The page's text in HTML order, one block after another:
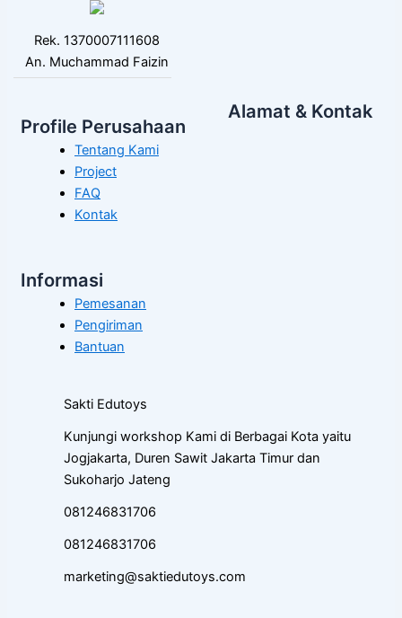
Rek. 1370007111608
An. Muchammad Faizin
Profile Perusahaan
Tentang Kami
Project
FAQ
Kontak
Informasi
Pemesanan
Pengiriman
Bantuan
Alamat & Kontak
Sakti Edutoys
Kunjungi workshop Kami di Berbagai Kota yaitu
Jogjakarta, Duren Sawit Jakarta Timur dan
Sukoharjo Jateng
081246831706
081246831706
marketing@saktiedutoys.com